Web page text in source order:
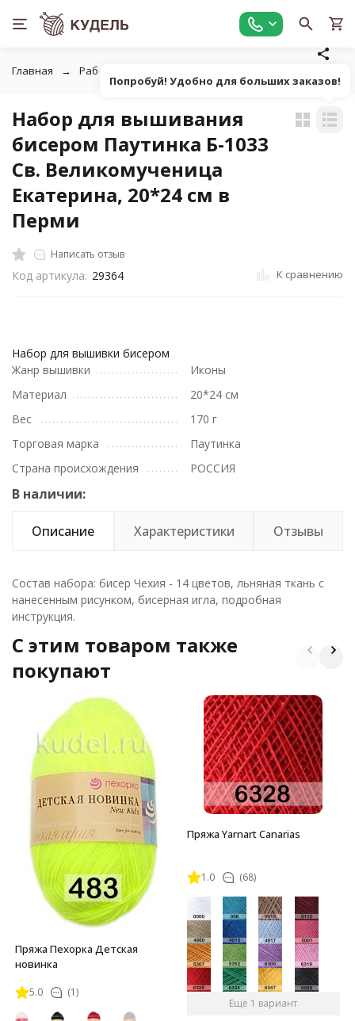
Главная Работа с бисером
Набор для вышивания
бисером Паутинка Б-1033
Св. Великомученица
Екатерина, 20*24 см в
Перми
Написать отзыв
Код артикула: 29364 К сравнению
Набор для вышивки бисером
Жанр вышивки
Иконы
Материал
20*24 см
Вес
170 г
Торговая марка
Паутинка
Страна происхождения
РОССИЯ
В наличии:
Описание Характеристики Отзывы
Состав набора: бисер Чехия - 14 цветов, льняная ткань с
нанесенным рисунком, бисерная игла, подробная
инструкция.
C этим товаром также
покупают
Пряжа Пехорка Детская
новинка
5.0 (1)
Пряжа Yarnart Canarias
1.0 (68)
Ещё 1 вариант
Попробуй! Удобно для больших заказов!